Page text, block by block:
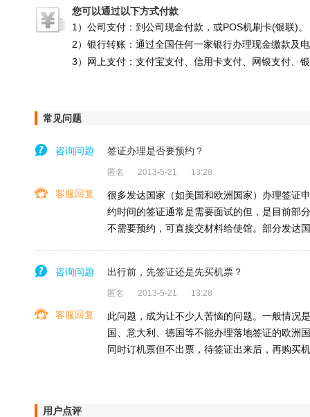
您可以通过以下方式付款
1）公司支付：到公司现金付款，或POS机刷卡(银联)。
2）银行转账：通过全国任何一家银行办理现金缴款及
3）网上支付：支付宝支付、信用卡支付、网银支付、
常见问题
咨询问题 签证办理是否要预约？
匿名 2013-5-21 13:28
客服回复
很多发达国家（如美国和欧洲国家）办理签证
约时间的签证通常是需要面试的但，是目前部
不需要预约，可直接交材料给使馆。部分发达
咨询问题 出行前，先签证还是先买机票？
匿名 2013-5-21 13:28
客服回复
此问题，成为让不少人苦恼的问题。一般情况
国、意大利、德国等不能办理落地签证的欧洲
同时订机票但不出票，待签证出来后，再购买
用户点评